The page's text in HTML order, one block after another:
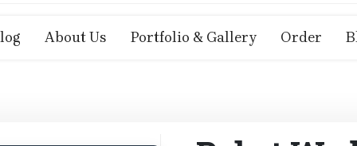
About Us Portfolio & Gallery Order